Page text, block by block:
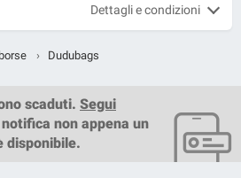
Dettagli e condizioni
› Dudubags
scaduti. Segui
non appena un
disponibile.